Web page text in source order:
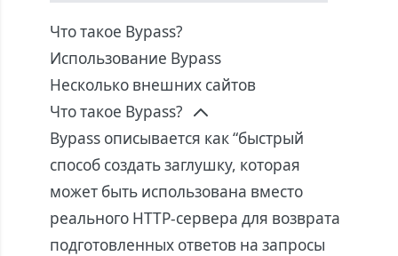
Что такое Bypass?
Использование Bypass
Несколько внешних сайтов
Что такое Bypass?
Bypass описывается как “быстрый
способ создать заглушку, которая
может быть использована вместо
реального HTTP-сервера для возврата
подготовленных ответов на запросы